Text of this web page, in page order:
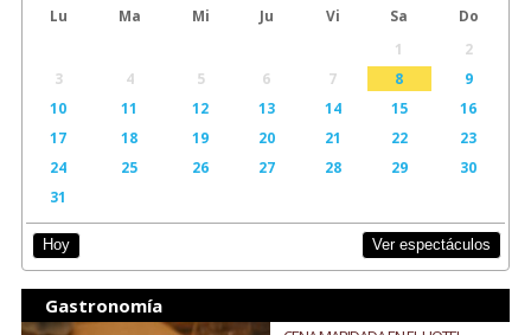
Lu Ma Mi Ju Vi Sa
Do
1
2
3
4 5 6 7 8
9
10
11 12 13 14 15
16
17
18 19 20 21 22
23
24
25 26 27 28 29
30
31
Hoy Ver espectáculos
Gastronomía